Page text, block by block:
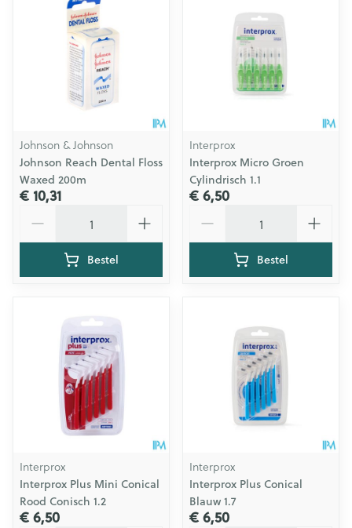
Johnson & Johnson
Johnson Reach Dental Floss
Waxed 200m
€ 10,31
Bestel
Interprox
Interprox Micro Groen
Cylindrisch 1.1
€ 6,50
Bestel
Interprox
Interprox Plus Mini Conical
Rood Conisch 1.2
€ 6,50
Interprox
Interprox Plus Conical
Blauw 1.7
€ 6,50